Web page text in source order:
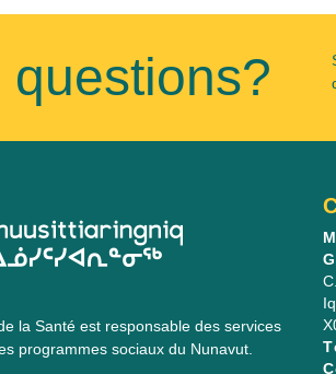
questions?
la Santé est responsable des services
programmes sociaux du Nunavut.